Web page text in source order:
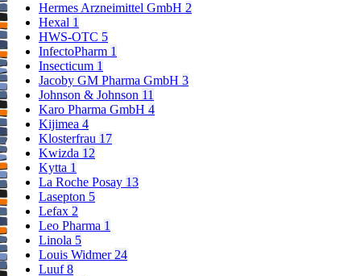
Hermes Arzneimittel GmbH 2
Hexal 1
HWS-OTC 5
InfectoPharm 1
Insecticum 1
Jacoby GM Pharma GmbH 3
Johnson & Johnson 11
Karo Pharma GmbH 4
Kijimea 4
Klosterfrau 17
Kwizda 12
Kytta 1
La Roche Posay 13
Lasepton 5
Lefax 2
Leo Pharma 1
Linola 5
Louis Widmer24
Luuf8